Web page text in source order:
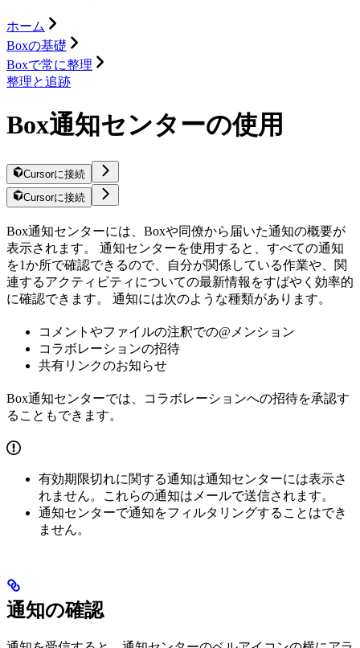
ホーム
Boxの基礎
Boxで常に整理
整理と追跡
Box通知センターの使用
Cursorに接続
Cursorに接続
Box通知センターには、Boxや同僚から届いた通知の概要が
表示されます。 通知センターを使用すると、すべての通知
を1か所で確認できるので、自分が関係している作業や、関
連するアクティビティについての最新情報をすばやく効率的
に確認できます。 通知には次のような種類があります。
コメントやファイルの注釈での@メンション
コラボレーションの招待
共有リンクのお知らせ
Box通知センターでは、コラボレーションへの招待を承認す
ることもできます。
有効期限切れに関する通知は通知センターには表示さ
れません。これらの通知はメールで送信されます。
通知センターで通知をフィルタリングすることはでき
ません。
通知の確認